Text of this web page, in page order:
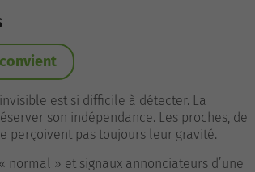
est si difficile à détecter. La
son indépendance. Les proches, de
perçoivent pas toujours leur gravité.
» et signaux annonciateurs d’une